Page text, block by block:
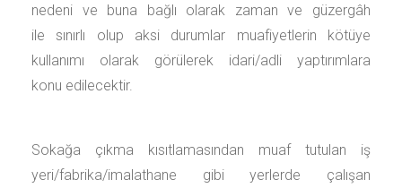
nedeni ve buna bağlı olarak zaman ve güzergâh
ile sınırlı olup aksi durumlar muafiyetlerin kötüye
kullanımı olarak görülerek idari/adli yaptırımlara
konu edilecektir.
Sokağa çıkma kısıtlamasından muaf tutulan iş
yeri/fabrika/imalathane gibi yerlerde çalışan